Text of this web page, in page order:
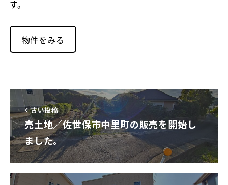
す。
物件をみる
古い投稿
売土地／佐世保市中里町の販売を開始し
ました。